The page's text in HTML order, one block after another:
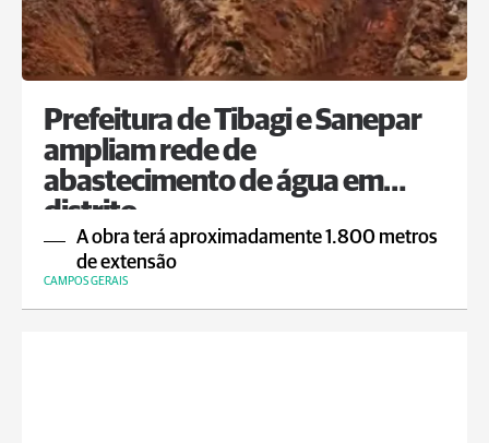
Prefeitura de Tibagi e Sanepar
ampliam rede de
abastecimento de água em
distrito
A obra terá aproximadamente 1.800 metros
de extensão
CAMPOS GERAIS